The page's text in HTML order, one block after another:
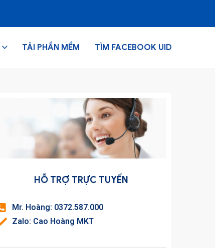
TẢI PHẦN MỀM TÌM FACEBOOK UID
HỖ TRỢ TRỰC TUYẾN
Mr. Hoàng: 0372.587.000
Zalo: Cao Hoàng MKT